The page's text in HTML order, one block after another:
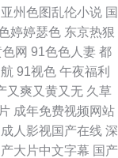
级人妻 久久伊人视频
人人摸人人爱 婷婷色
av网站 男人天堂无码
欧美日AB 日韩卡一卡
亚州色图乱伦小说 国
婷婷瑟色 东京热狠
网 91色色人妻 都
91视色 午夜福利
又爽又黄又无 久草
成年免费视频网站
成人影视国产在线 深
大片中文字幕 国产